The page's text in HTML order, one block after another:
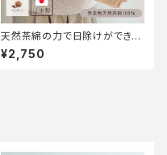
天然茶綿の力で日除けができる
ふんわりアームカバー ≪天衣無
縫≫
¥2,750